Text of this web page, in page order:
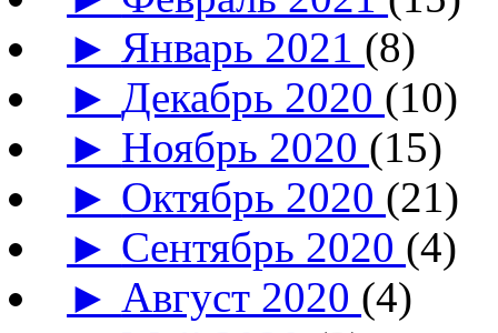
► Январь 2021 (8)
►Декабрь 2020 (10)
► Ноябрь 2020 (15)
► Октябрь 2020 (21)
► Сентябрь 2020 (4)
► Август 2020 (4)